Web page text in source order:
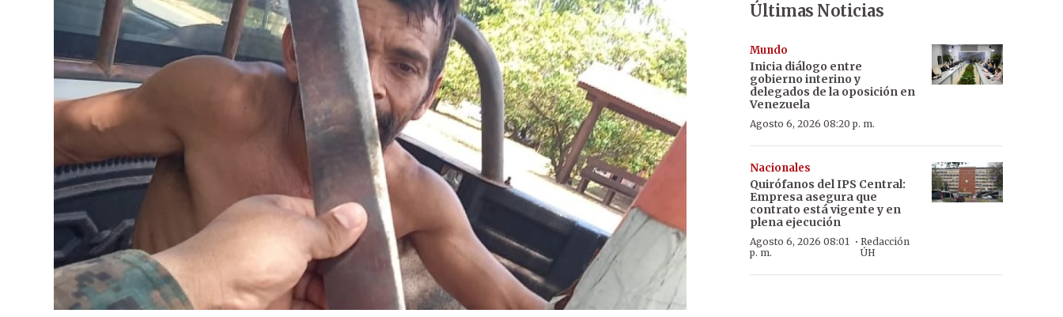
Últimas Noticias
Mundo
Inicia diálogo entre
gobierno interino y
delegados de la oposición en
Venezuela
Agosto 6, 2026 08:20 p. m.
Nacionales
Quirófanos del IPS Central:
Empresa asegura que
contrato está vigente y en
plena ejecución
Agosto 6, 2026 08:01
p. m.
·Redacción
ÚH